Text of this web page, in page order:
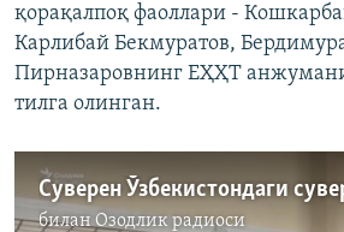
қорақалпоқ фаоллари -
Карлибай Бекмуратов,
Пирназаровнинг ЕҲҲТ
тилга олинган.
билан Озодлик радиоси